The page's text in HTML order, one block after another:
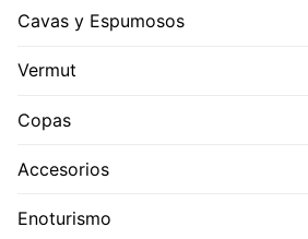
Cavas y Espumosos
Vermut
Copas
Accesorios
Enoturismo